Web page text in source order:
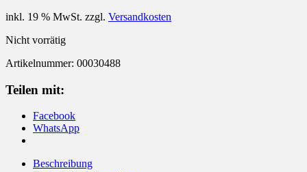
inkl. 19 % MwSt. zzgl. Versandkosten
Nicht vorrätig
Artikelnummer: 00030488
Teilen mit:
Facebook
WhatsApp
Beschreibung